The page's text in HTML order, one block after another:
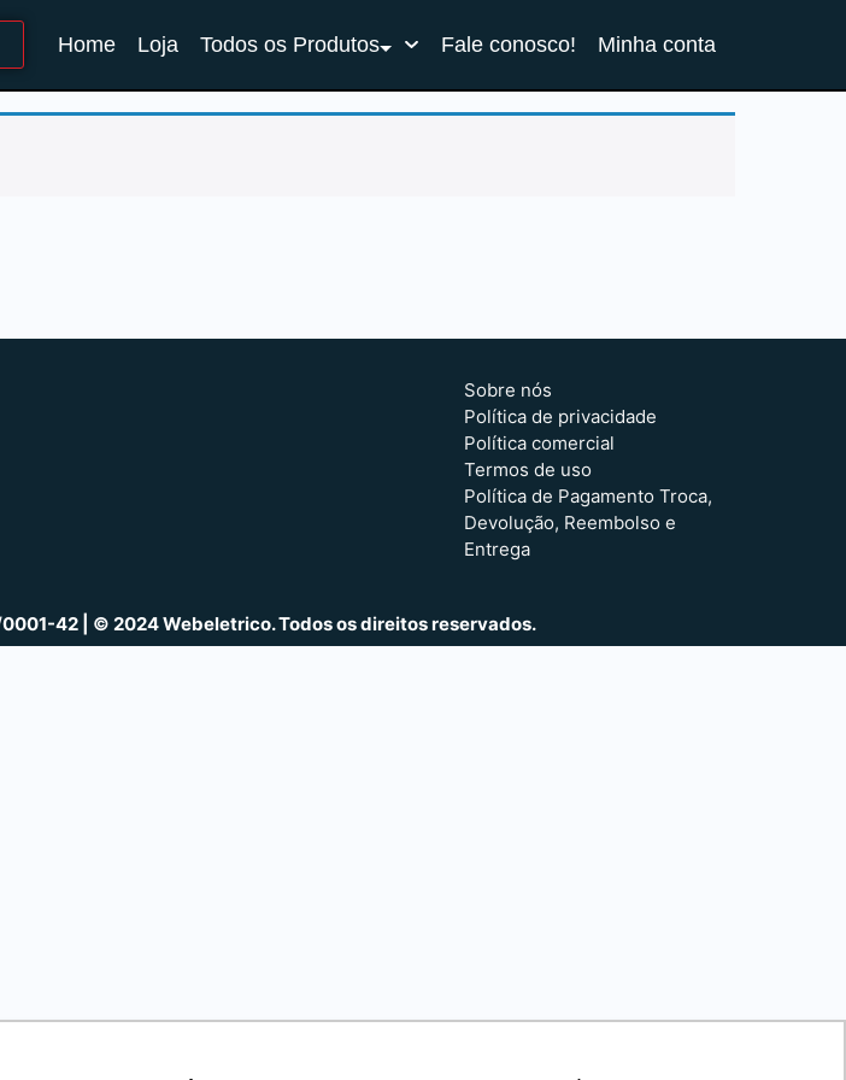
Home Loja Todos os Produtos Fale conosco! Minha conta
Sobre nós
Política de privacidade
Política comercial
Termos de uso
Política de Pagamento Troca,
Devolução, Reembolso e
Entrega
42 | © 2024 Webeletrico. Todos os direitos reservados.